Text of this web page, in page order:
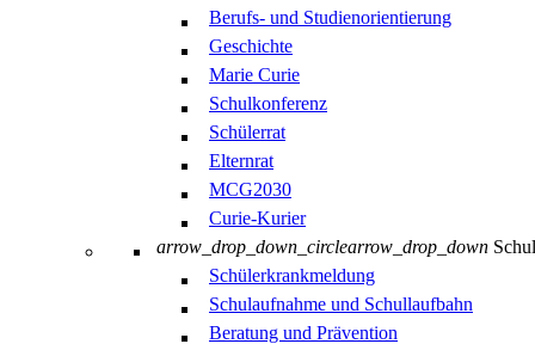
Berufs- und Studienorientierung
Geschichte
Marie Curie
Schulkonferenz
Schülerrat
Elternrat
MCG2030
Curie-Kurier
arrow_drop_down_circlearrow_drop_down
Schülerkrankmeldung
Schulaufnahme und Schullaufbahn
Beratung und Prävention